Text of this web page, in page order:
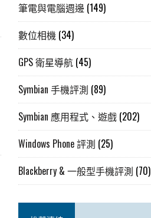
筆電與電腦週邊 (149)
數位相機 (34)
GPS 衛星導航 (45)
Symbian 手機評測 (89)
Symbian 應用程式、遊戲 (202)
Windows Phone 評測 (25)
Blackberry & 一般型手機評測 (70)